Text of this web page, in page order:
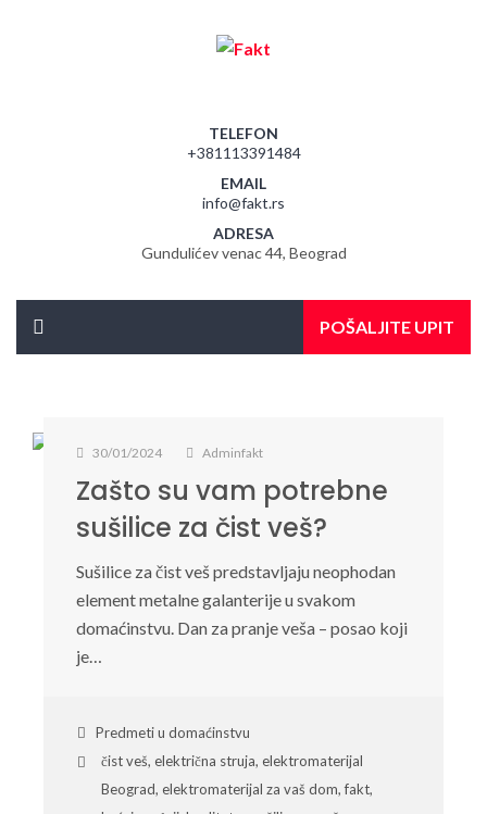
TELEFON
+381113391484
EMAIL
info@fakt.rs
ADRESA
Gundulićev venac 44, Beograd
POŠALJITE UPIT
30/01/2024 Adminfakt
Zašto su vam potrebne
sušilice za čist veš?
Sušilice za čist veš predstavljaju neophodan
element metalne galanterije u svakom
domaćinstvu. Dan za pranje veša – posao koji
je…
Predmeti u domaćinstvu
čist veš, električna struja, elektromaterijal
Beograd, elektromaterijal za vaš dom,fakt,